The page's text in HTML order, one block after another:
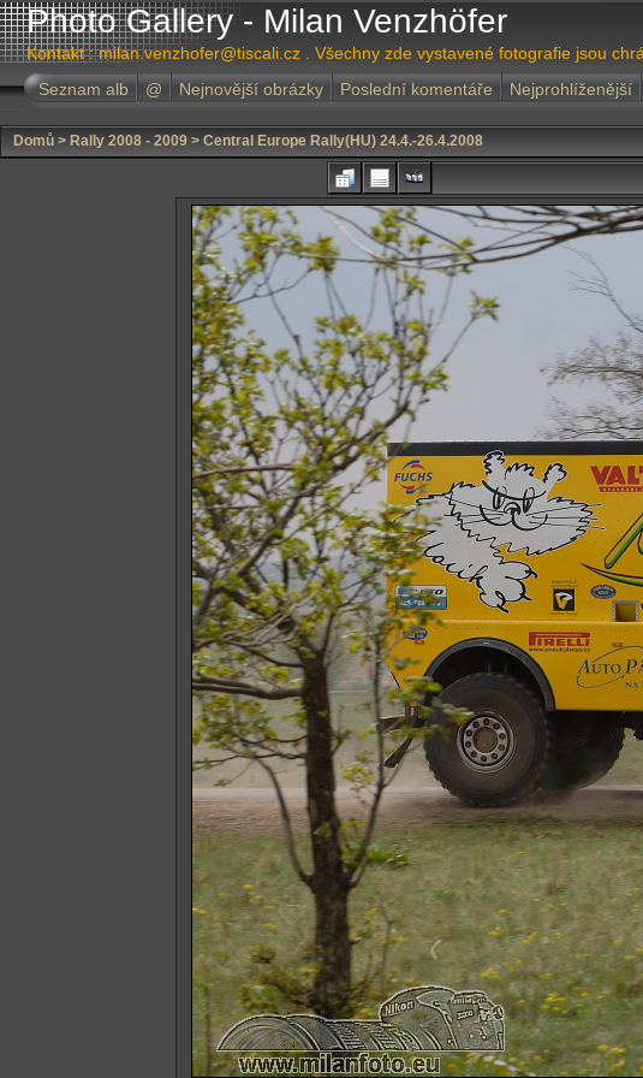
Photo Gallery - Milan Venzhöfer
Kontakt : milan.venzhofer@tiscali.cz . Všechny zde vystavené fotografie jsou
Seznam alb
@ Nejnovější obrázky Poslední komentáře Nejprohlíženější
Domů > Rally 2008 - 2009 > Central Europe Rally(HU) 24.4.-26.4.2008